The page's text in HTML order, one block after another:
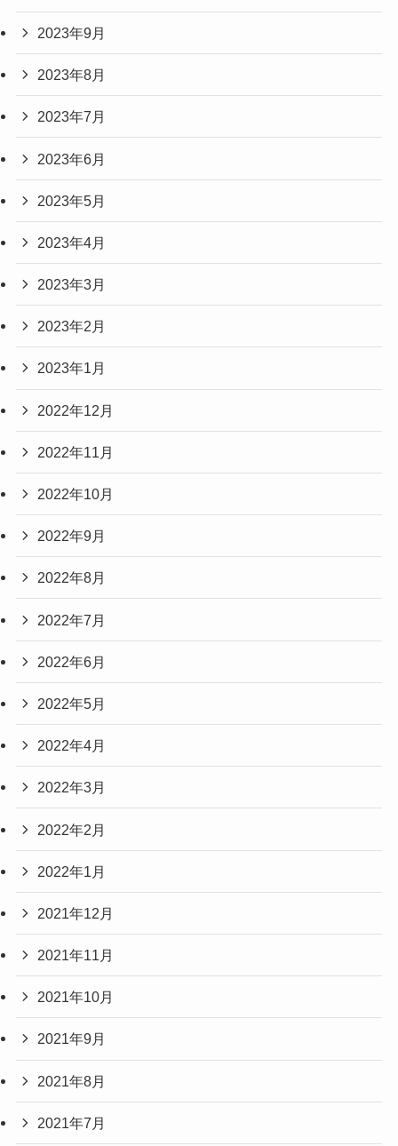
2023年9月
2023年8月
2023年7月
2023年6月
2023年5月
2023年4月
2023年3月
2023年2月
2023年1月
2022年12月
2022年11月
2022年10月
2022年9月
2022年8月
2022年7月
2022年6月
2022年5月
2022年4月
2022年3月
2022年2月
2022年1月
2021年12月
2021年11月
2021年10月
2021年9月
2021年8月
2021年7月